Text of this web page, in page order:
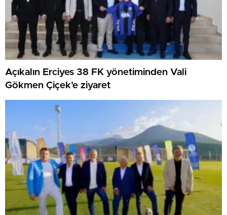
Açıkalın Erciyes 38 FK yönetiminden Vali
Gökmen Çiçek’e ziyaret